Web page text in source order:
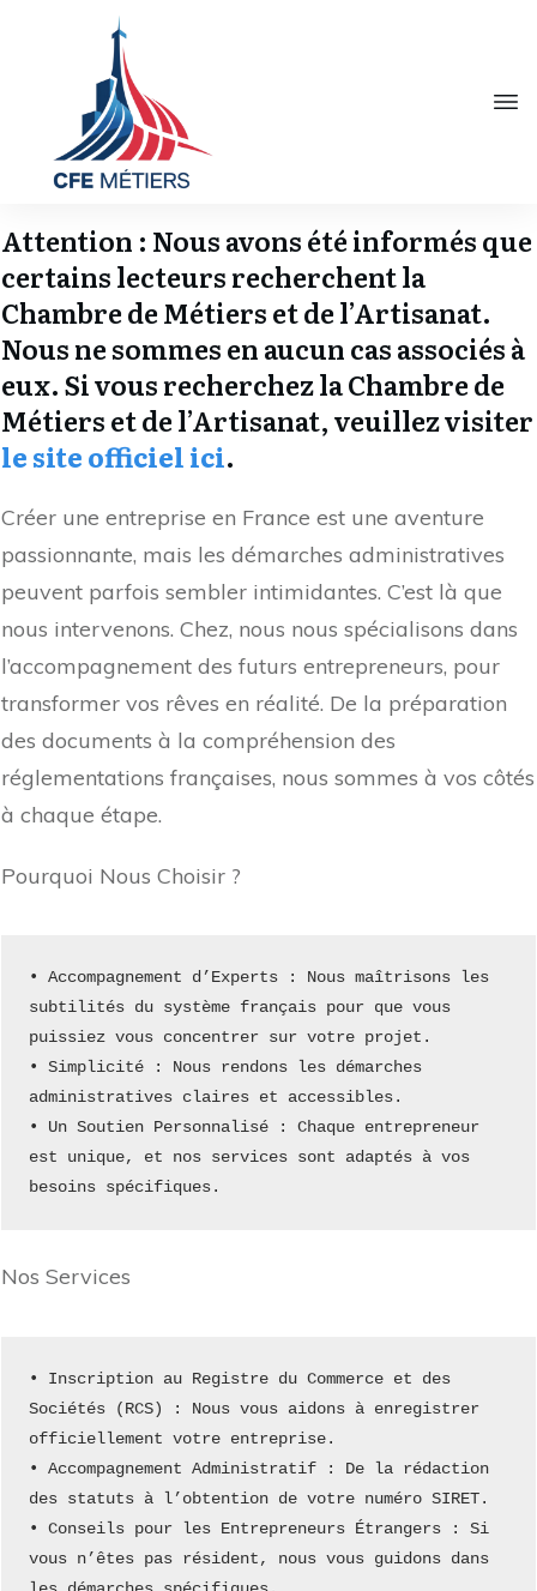
Attention : Nous avons été informés que
certains lecteurs recherchent la
Chambre de Métiers et de l’Artisanat.
Nous ne sommes en aucun cas associés à
eux. Si vous recherchez la Chambre de
Métiers et de l’Artisanat, veuillez visiter
le site officiel ici.
Créer une entreprise en France est une aventure
passionnante, mais les démarches administratives
peuvent parfois sembler intimidantes. C’est là que
nous intervenons. Chez, nous nous spécialisons dans
l’accompagnement des futurs entrepreneurs, pour
transformer vos rêves en réalité. De la préparation
des documents à la compréhension des
réglementations françaises, nous sommes à vos côtés
à chaque étape.
Pourquoi Nous Choisir ?
• Accompagnement d’Experts : Nous maîtrisons les
subtilités du système français pour que vous
puissiez vous concentrer sur votre projet.
• Simplicité : Nous rendons les démarches
administratives claires et accessibles.
• Un Soutien Personnalisé : Chaque entrepreneur
est unique, et nos services sont adaptés à vos
besoins spécifiques.
Nos Services
• Inscription au Registre du Commerce et des
Sociétés (RCS) : Nous vous aidons à enregistrer
officiellement votre entreprise.
• Accompagnement Administratif : De la rédaction
des statuts à l’obtention de votre numéro SIRET.
• Conseils pour les Entrepreneurs Étrangers : Si
vous n’êtes pas résident, nous vous guidons dans